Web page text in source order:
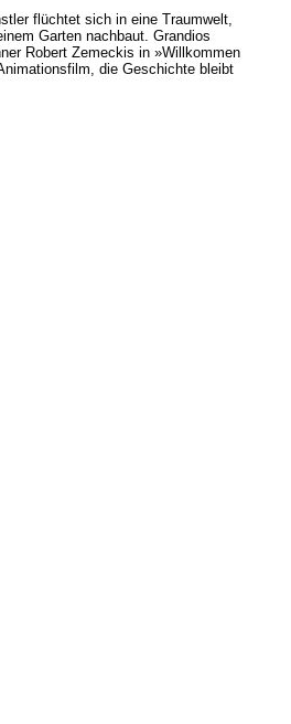
flüchtet sich in eine Traumwelt,
Garten nachbaut. Grandios
Robert Zemeckis in »Willkommen
die Geschichte bleibt